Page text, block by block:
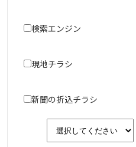
検索エンジン
現地チラシ
新聞の折込チラシ